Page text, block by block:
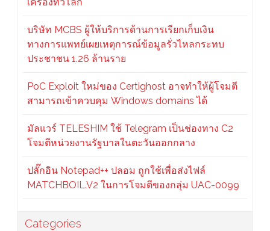
บริษัท MCBS ผู้ให้บริการด้านการเรียกเก็บเงิน
ทางการแพทย์เผยเหตุการณ์ข้อมูลรั่วไหลกระทบ
ประชาชน 1.26 ล้านราย
PoC Exploit ใหม่ของ Certighost อาจทำให้ผู้โจมตี
สามารถเข้าควบคุม Windows domains ได้
มัลแวร์ TELESHIM ใช้ Telegram เป็นช่องทาง C2
โจมตีหน่วยงานรัฐบาลในตะวันออกกลาง
ปลั๊กอิน Notepad++ ปลอม ถูกใช้เพื่อส่งไฟล์
MATCHBOIL.V2 ในการโจมตีของกลุ่ม UAC-0099
Categories